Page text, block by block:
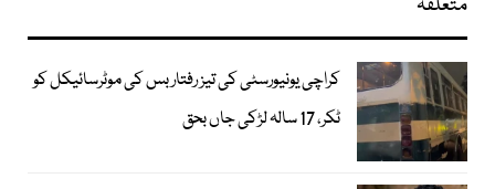
متعلقہ
کراچی یونیورسٹی کی تیز رفتار بس کی موٹرسائیکل کو
ٹکر، 17 سالہ لڑکی جاں بحق